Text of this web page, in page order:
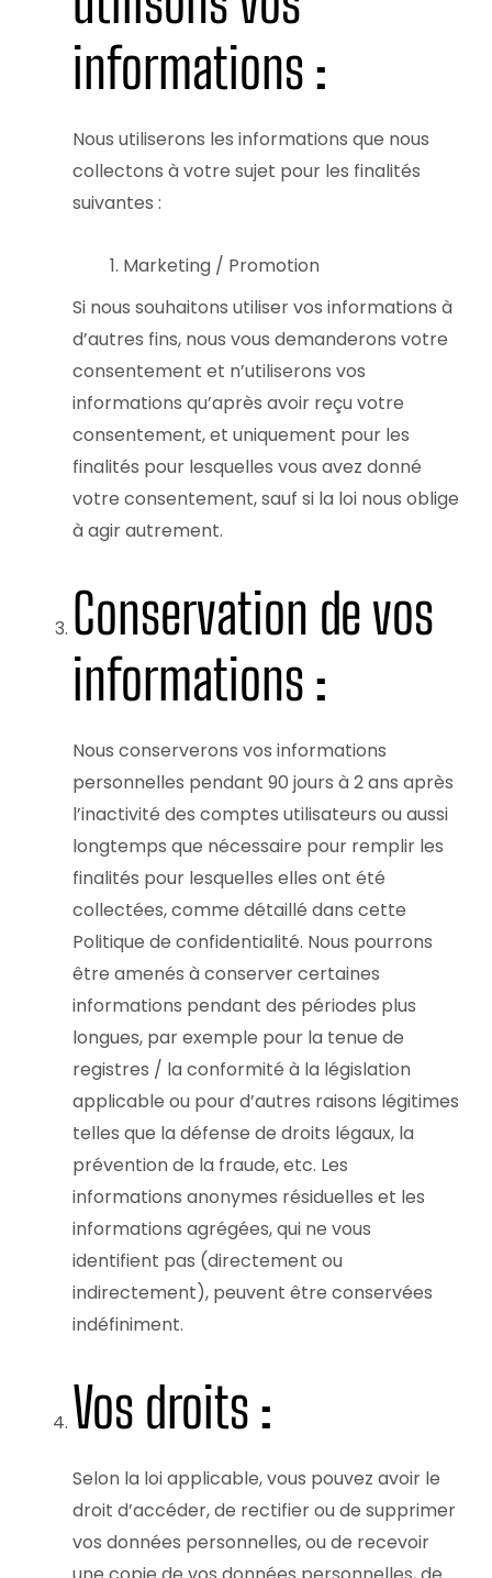
informations :
Nous utiliserons les informations que nous
collectons à votre sujet pour les finalités
suivantes :
Marketing / Promotion
Si nous souhaitons utiliser vos informations à
d’autres fins, nous vous demanderons votre
consentement et n’utiliserons vos
informations qu’après avoir reçu votre
consentement, et uniquement pour les
finalités pour lesquelles vous avez donné
votre consentement, sauf si la loi nous oblige
à agir autrement.
Conservation de vos
informations :
Nous conserverons vos informations
personnelles pendant 90 jours à 2 ans après
l’inactivité des comptes utilisateurs ou aussi
longtemps que nécessaire pour remplir les
finalités pour lesquelles elles ont été
collectées, comme détaillé dans cette
Politique de confidentialité. Nous pourrons
être amenés à conserver certaines
informations pendant des périodes plus
longues, par exemple pour la tenue de
registres / la conformité à la législation
applicable ou pour d’autres raisons légitimes
telles que la défense de droits légaux, la
prévention de la fraude, etc. Les
informations anonymes résiduelles et les
informations agrégées, qui ne vous
identifient pas (directement ou
indirectement), peuvent être conservées
indéfiniment.
Vos droits :
Selon la loi applicable, vous pouvez avoir le
droit d’accéder, de rectifier ou de supprimer
vos données personnelles, ou de recevoir